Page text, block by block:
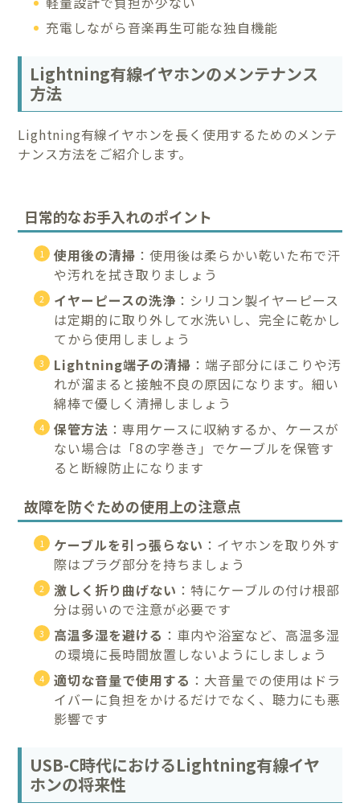
充電しながら音楽再生可能な独自機能
Lightning有線イヤホンのメンテナンス
方法
Lightning有線イヤホンを長く使用するためのメンテ
ナンス方法をご紹介します。
日常的なお手入れのポイント
使用後の清掃 ：使用後は柔らかい乾いた布で汗
や汚れを拭き取りましょう
イヤーピースの洗浄 ：シリコン製イヤーピース
は定期的に取り外して水洗いし、完全に乾かし
てから使用しましょう
Lightning端子の清掃 ：端子部分にほこりや汚
れが溜まると接触不良の原因になります。細い
綿棒で優しく清掃しましょう
保管方法 ：専用ケースに収納するか、ケースが
ない場合は「8の字巻き」でケーブルを保管す
ると断線防止になります
故障を防ぐための使用上の注意点
ケーブルを引っ張らない ：イヤホンを取り外す
際はプラグ部分を持ちましょう
激しく折り曲げない ：特にケーブルの付け根部
分は弱いので注意が必要です
高温多湿を避ける ：車内や浴室など、高温多湿
の環境に長時間放置しないようにしましょう
適切な音量で使用する ：大音量での使用はドラ
イバーに負担をかけるだけでなく、聴力にも悪
影響です
USB-C時代におけるLightning有線イヤ
ホンの将来性